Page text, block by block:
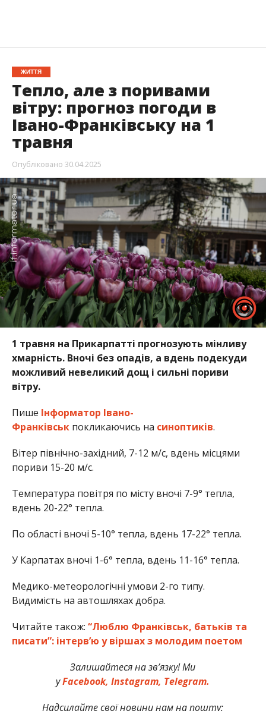
ЖИТТЯ
Тепло, але з поривами
вітру: прогноз погоди в
Івано-Франківську на 1
травня
Опубліковано 30.04.2025
1 травня на Прикарпатті прогнозують мінливу
хмарність. Вночі без опадів, а вдень подекуди
можливий невеликий дощ і сильні пориви
вітру.
Пише Інформатор Івано-
Франківськпокликаючись на синоптиків.
Вітер північно-західний, 7-12 м/с, вдень місцями
пориви 15-20 м/с.
Температура повітря по місту вночі 7-9° тепла,
вдень 20-22° тепла.
По області вночі 5-10° тепла, вдень 17-22° тепла.
У Карпатах вночі 1-6° тепла, вдень 11-16° тепла.
Медико-метеорологічні умови 2-го типу.
Видимість на автошляхах добра.
Читайте також: “Люблю Франківськ, батьків та
писати”: інтерв’ю у віршах з молодим поетом
Залишайтеся на зв’язку! Ми
уFacebook, Instagram, Telegram.
Надсилайте свої новини нам на пошту: